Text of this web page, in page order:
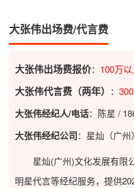
大张伟出场费/代言费
大张伟出场费报价： 100万
大张伟代言费（两年） ：
大张伟经纪人/电话：陈星 /
大张伟经纪公司：星灿（广
星灿(广州)文化发展有限公
明星代言等经纪服务，提供